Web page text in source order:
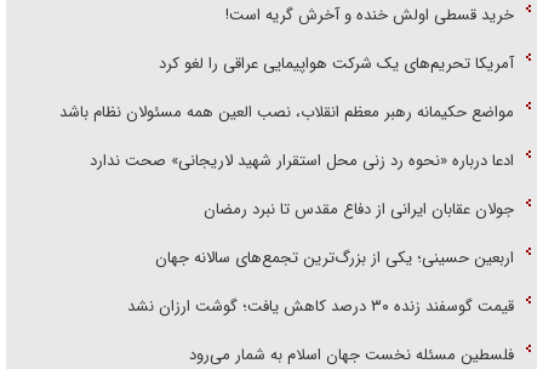
خرید قسطی اولش خنده و آخرش گریه است!
آمریکا تحریم‌های یک شرکت هواپیمایی عراقی را لغو کرد
مواضع حکیمانه رهبر معظم انقلاب، نصب العین همه مسئولان نظام باشد
ادعا درباره «نحوه رد زنی محل استقرار شهید لاریجانی» صحت ندارد
جولان عقابان ایرانی از دفاع مقدس تا نبرد رمضان
اربعین حسینی؛ یکی از بزرگ‌ترین تجمع‌های سالانه جهان
قیمت گوسفند زنده ۳۰ درصد کاهش یافت؛ گوشت ارزان نشد
فلسطین مسئله نخست جهان اسلام به شمار می‌رود